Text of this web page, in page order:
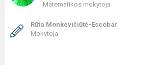
Matematikos mokytoja
Rūta Monkevičiūtė-Escobar
Mokytoja